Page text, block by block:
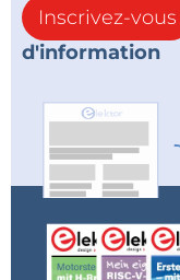
Inscrivez-vous
d'information